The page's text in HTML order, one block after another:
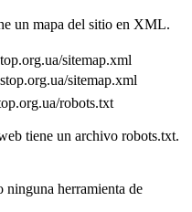
un mapa del sitio en XML.
sitemap.xml
sitemap.xml
robots.txt
tiene un archivo robots.txt.
ninguna herramienta de